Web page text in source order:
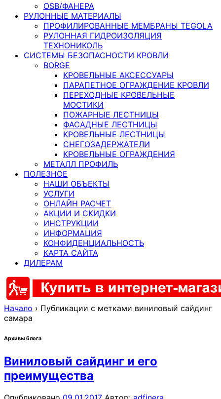
OSB/ФАНЕРА
РУЛОННЫЕ МАТЕРИАЛЫ
ПРОФИЛИРОВАННЫЕ МЕМБРАНЫ TEGOLA
РУЛОННАЯ ГИДРОИЗОЛЯЦИЯ
ТЕХНОНИКОЛЬ
СИСТЕМЫ БЕЗОПАСНОСТИ КРОВЛИ
BORGE
КРОВЕЛЬНЫЕ АКСЕССУАРЫ
ПАРАПЕТНОЕ ОГРАЖДЕНИЕ КРОВЛИ
ПЕРЕХОДНЫЕ КРОВЕЛЬНЫЕ
МОСТИКИ
ПОЖАРНЫЕ ЛЕСТНИЦЫ
ФАСАДНЫЕ ЛЕСТНИЦЫ
КРОВЕЛЬНЫЕ ЛЕСТНИЦЫ
СНЕГОЗАДЕРЖАТЕЛИ
КРОВЕЛЬНЫЕ ОГРАЖДЕНИЯ
МЕТАЛЛ ПРОФИЛЬ
ПОЛЕЗНОЕ
НАШИ ОБЪЕКТЫ
УСЛУГИ
ОНЛАЙН РАСЧЕТ
АКЦИИ И СКИДКИ
ИНСТРУКЦИИ
ИНФОРМАЦИЯ
КОНФИДЕНЦИАЛЬНОСТЬ
КАРТА САЙТА
ДИЛЕРАМ
Начало › Публикации с метками виниловый сайдинг
самара
Архивы блога
Виниловый сайдинг и его
преимущества